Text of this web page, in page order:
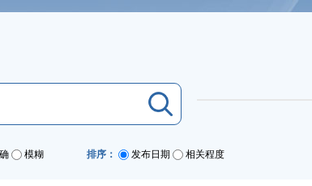
模糊 排序： 发布日期 相关程度